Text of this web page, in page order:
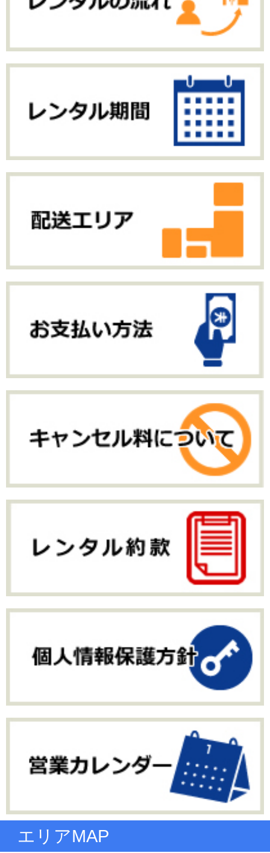
エリアMAP